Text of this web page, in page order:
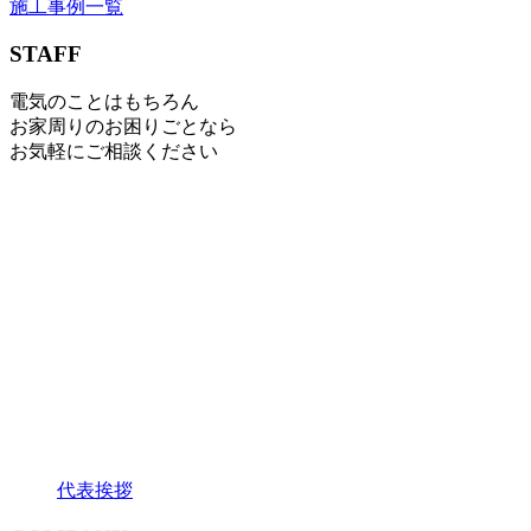
施工事例一覧
STAFF
電気のことはもちろん
お家周りのお困りごとなら
お気軽にご相談ください
代表挨拶